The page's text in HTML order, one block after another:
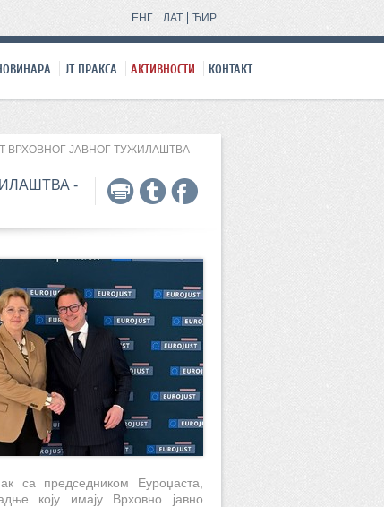
ЋИР
ЛАТ
ЕНГ
ЈТ ПРАКСA АКТИВНОСТИ КОНТАКТ
ВРХОВНОГ ЈАВНОГ ТУЖИЛАШТВА -
-
са председником Еуроџаста,
коју имају Врховно јавно